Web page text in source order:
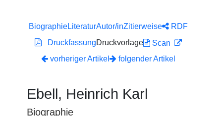
BiographieLiteraturAutor/inZitierweise
RDF
DruckfassungDruckvorlage
Scan
vorheriger Artikel
folgender Artikel
Ebell, Heinrich Karl
Biographie